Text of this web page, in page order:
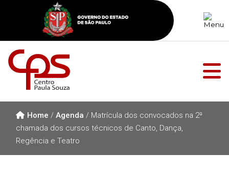
Home / Agenda / Matrícula dos convocados na 2ª
chamada dos cursos técnicos de Canto, Dança,
Regência e Teatro